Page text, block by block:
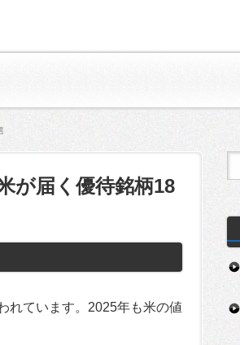
が届く優待銘柄18
れています。2025年も米の値